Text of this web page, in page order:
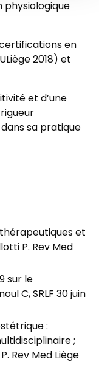
en
2018) et
et d’une
sa pratique
et
P. Rev Med
sur le
C, SRLF 30 juin
:
;
Rev Med Liège